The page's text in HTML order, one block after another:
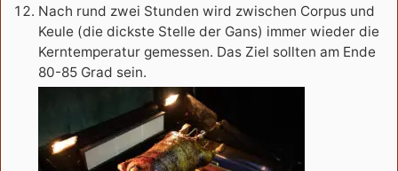
Nach rund zwei Stunden wird zwischen Corpus und
Keule (die dickste Stelle der Gans) immer wieder die
Kerntemperatur gemessen. Das Ziel sollten am Ende
80-85 Grad sein.